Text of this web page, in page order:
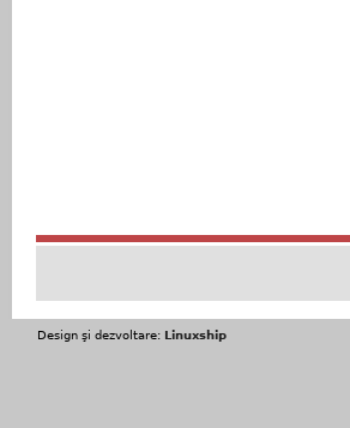
Design şi dezvoltare: Linuxship